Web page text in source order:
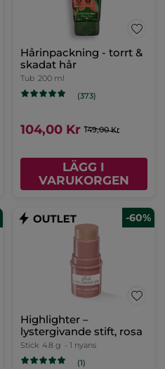
Hårinpackning - torrt &
skadat hår
Tub 200 ml
(373)
104,00 Kr 149,00 Kr
LÄGG I
VARUKORGEN
-60%
Highlighter –
lystergivande stift, rosa
Stick 4.8 g - 1 nyans
(1)